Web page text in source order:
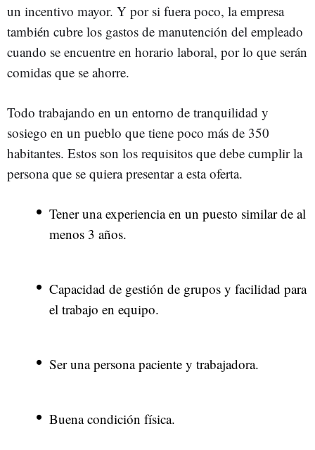
un incentivo mayor. Y por si fuera poco, la empresa
también cubre los gastos de manutención del empleado
cuando se encuentre en horario laboral, por lo que serán
comidas que se ahorre.
Todo trabajando en un entorno de tranquilidad y
sosiego en un pueblo que tiene poco más de 350
habitantes. Estos son los requisitos que debe cumplir la
persona que se quiera presentar a esta oferta.
Tener una experiencia en un puesto similar de al
menos 3 años.
Capacidad de gestión de grupos y facilidad para
el trabajo en equipo.
Ser una persona paciente y trabajadora.
Buena condición física.